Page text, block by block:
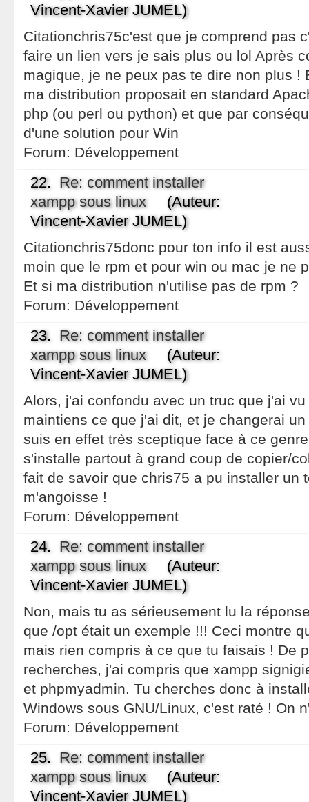
Vincent-Xavier JUMEL)
Citationchris75c'est que je comprend pas
faire un lien vers je sais plus ou lol Après
magique, je ne peux pas te dire non plus !
ma distribution proposait en standard
php (ou perl ou python) et que par
d'une solution pour Win
Forum: Développement
22. Re: comment installer
xampp sous linux(Auteur:
Vincent-Xavier JUMEL)
Citationchris75donc pour ton info il est
moin que le rpm et pour win ou mac je ne
Et si ma distribution n'utilise pas de rpm ?
Forum: Développement
23. Re: comment installer
xampp sous linux(Auteur:
Vincent-Xavier JUMEL)
Alors, j'ai confondu avec un truc que j'ai
maintiens ce que j'ai dit, et je changerai
suis en effet très sceptique face à ce
s'installe partout à grand coup de copier/
fait de savoir que chris75 a pu installer un
m'angoisse !
Forum: Développement
24. Re: comment installer
xampp sous linux(Auteur:
Vincent-Xavier JUMEL)
Non, mais tu as sérieusement lu la
que /opt était un exemple !!! Ceci montre
mais rien compris à ce que tu faisais ! De
recherches, j'ai compris que xampp
et phpmyadmin. Tu cherches donc à
Windows sous GNU/Linux, c'est raté ! On
Forum: Développement
25. Re: comment installer
xampp sous linux(Auteur:
Vincent-Xavier JUMEL)